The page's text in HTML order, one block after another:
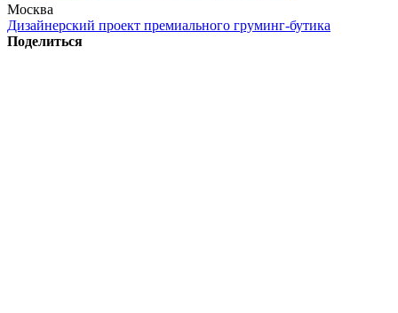
Москва
Дизайнерский проект премиального груминг-бутика
Поделиться